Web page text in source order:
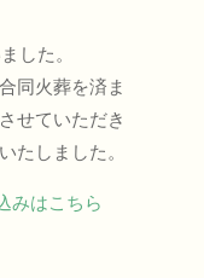
した。
同火葬を済ま
せていただき
たしました。
みはこちら